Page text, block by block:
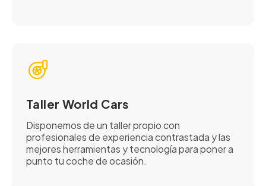
Taller World Cars
Disponemos de un taller propio con
profesionales de experiencia contrastada y las
mejores herramientas y tecnología para poner a
punto tu coche de ocasión.